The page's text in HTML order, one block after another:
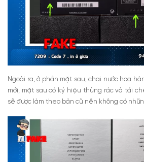
Ngoài ra, ở phần mặt sau, chai nước hoa
mới, mặt sau có ký hiệu thùng rác và tái
sẽ được làm theo bản cũ nên không có